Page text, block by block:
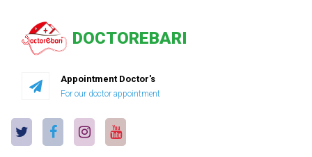
DOCTOREBARI
Appointment Doctor's
For our doctor appointment